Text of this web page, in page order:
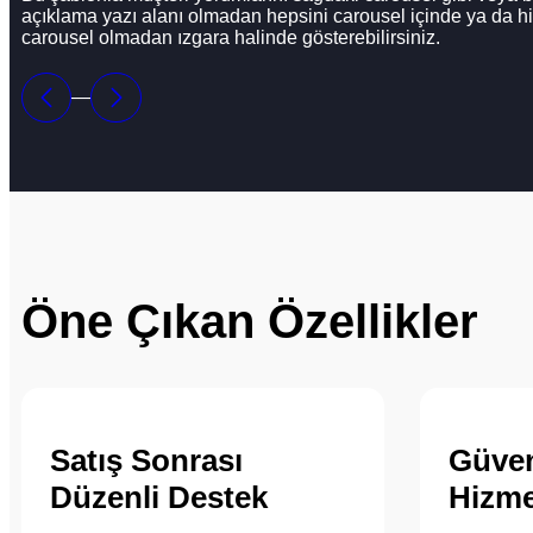
açıklama yazı alanı olmadan hepsini carousel içinde ya da
carousel olmadan ızgara halinde gösterebilirsiniz.
—
dolor sit amet. Stet clita kasd gubergren.
Çıkmazlar Hukuk
Öne Çıkan Özellikler
Satış Sonrası
Düzenli Destek